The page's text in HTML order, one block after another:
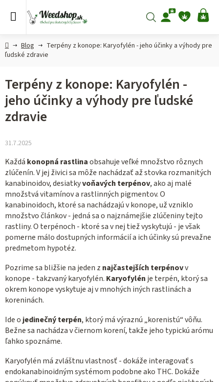
Hľadať
Domov
Blog
Terpény z konope: Karyofylén - jeho účinky a výhody pre
ľudské zdravie
Terpény z konope: Karyofylén -
jeho účinky a výhody pre ľudské
zdravie
31.7.2025
Každá konopná rastlinaobsahuje veľké množstvo rôznych
zlúčenín. V jej živici sa môže nachádzať až stovka rozmanitých
kanabinoidov, desiatkyvoňavých terpénov, ako aj malé
množstvá vitamínov a rastlinných pigmentov. O
kanabinoidoch, ktoré sa nachádzajú v konope, už vzniklo
množstvo článkov - jedná sa o najznámejšie zlúčeniny tejto
rastliny. O terpénoch - ktoré sa v nej tiež vyskytujú - je však
pomerne málo dostupných informácií a ich účinky sú prevažne
predmetom hypotéz.
Pozrime sa bližšie na jeden z najčastejších terpénovv
konope - takzvaný karyofylén. Karyofylén je terpén, ktorý sa
okrem konope vyskytuje aj v mnohých iných rastlinách a
koreninách.
Ide o jedinečný terpén, ktorý má výraznú „korenistú“ vôňu.
Bežne sa nachádza v čiernom korení, takže jeho typickú arómu
ľahko spoznáme.
Karyofylén má zvláštnu vlastnosť - dokáže interagovať s
endokanabinoidným systémom podobne ako THC. Dokáže